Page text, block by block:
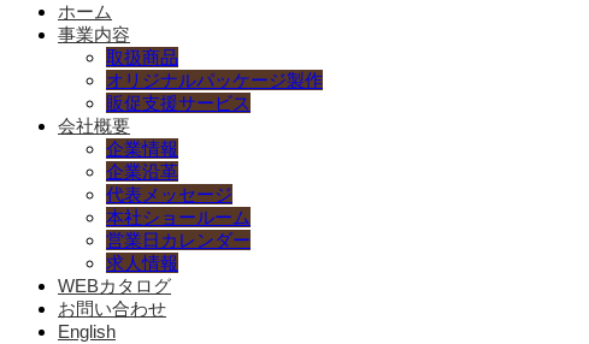
ホーム
事業内容
取扱商品
オリジナルパッケージ製作
販促支援サービス
会社概要
企業情報
企業沿革
代表メッセージ
本社ショールーム
営業日カレンダー
求人情報
WEBカタログ
お問い合わせ
English